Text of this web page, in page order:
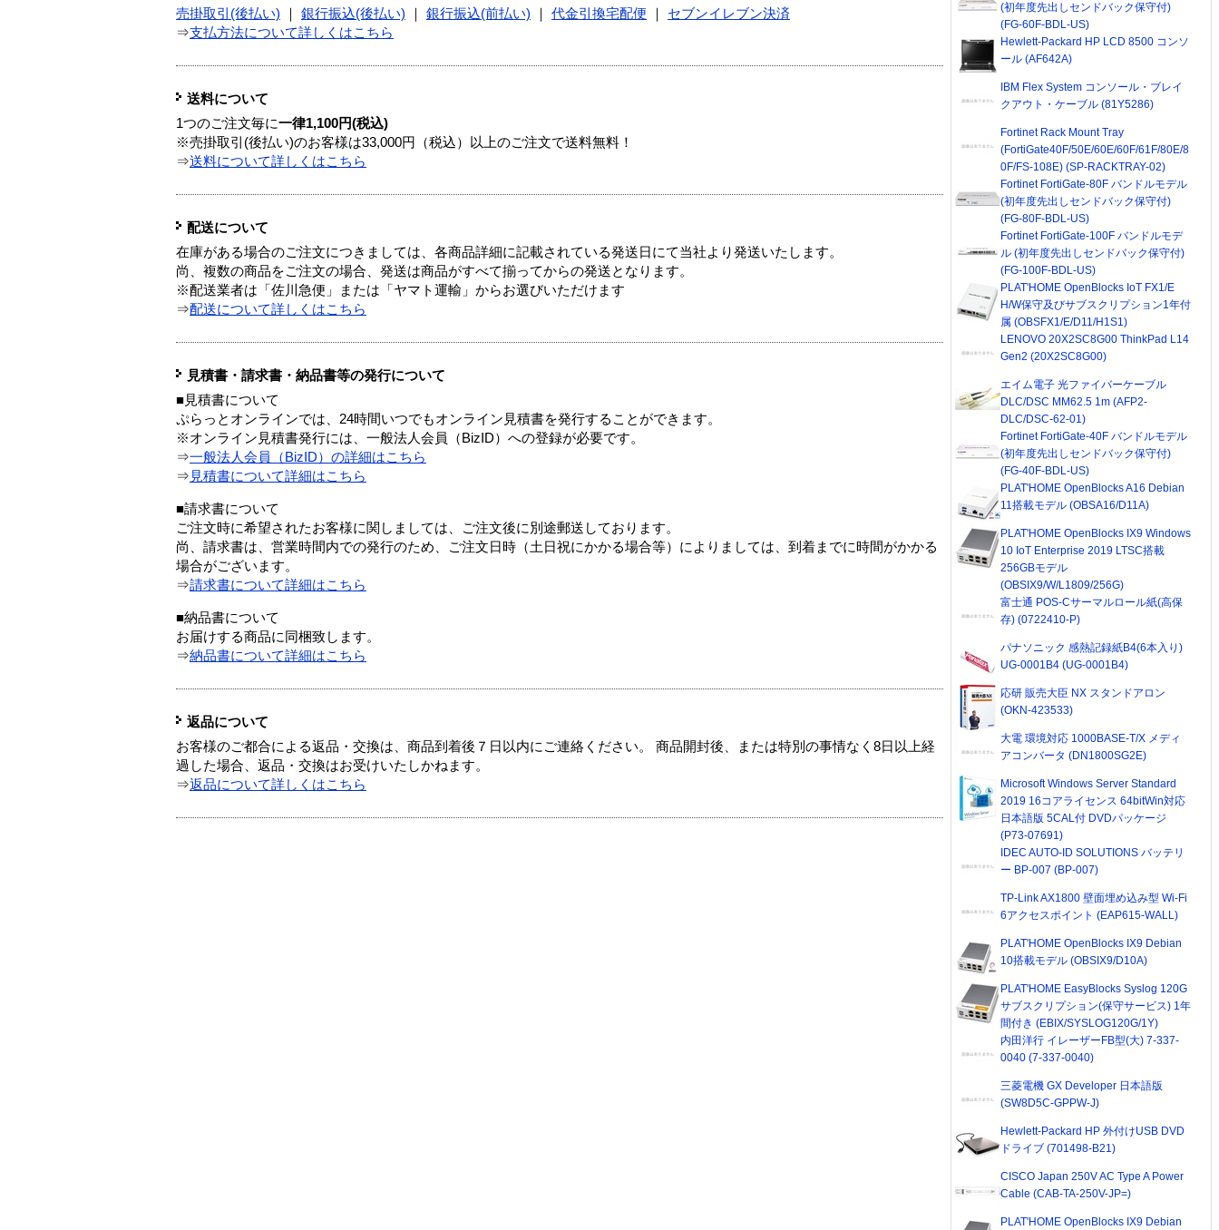
売掛取引(後払い) 銀行振込(後払い) 銀行振込(前払い) 代金引換宅配便
セブンイレブン決済
⇒支払方法について詳しくはこちら
送料について
1つのご注文毎に一律1,100円(税込)
※売掛取引(後払い)のお客様は33,000円（税込）以上のご注文で送料無料！
⇒送料について詳しくはこちら
配送について
在庫がある場合のご注文につきましては、各商品詳細に記載されている発送日にて当社より発送いたします。
尚、複数の商品をご注文の場合、発送は商品がすべて揃ってからの発送となります。
※配送業者は「佐川急便」または「ヤマト運輸」からお選びいただけます
⇒配送について詳しくはこちら
見積書・請求書・納品書等の発行について
■見積書について
ぷらっとオンラインでは、24時間いつでもオンライン見積書を発行することができます。
※オンライン見積書発行には、一般法人会員（BizID）への登録が必要です。
⇒一般法人会員（BizID）の詳細はこちら
⇒ 見積書について詳細はこちら
■請求書について
ご注文時に希望されたお客様に関しましては、ご注文後に別途郵送しております。
尚、請求書は、営業時間内での発行のため、ご注文日時（土日祝にかかる場合等）によりましては、到着までに時間がかかる
場合がございます。
⇒請求書について詳細はこちら
■納品書について
お届けする商品に同梱致します。
⇒納品書について詳細はこちら
返品について
お客様のご都合による返品・交換は、商品到着後７日以内にご連絡ください。 商品開封後、または特別の事情なく8日以上経
過した場合、返品・交換はお受けいたしかねます。
⇒返品について詳しくはこちら
(初年度先出しセンドバック保守付)
(FG-60F-BDL-US)
Hewlett-Packard HP LCD 8500 コンソ
ール (AF642A)
IBM Flex System コンソール・ブレイ
クアウト・ケーブル (81Y5286)
Fortinet Rack Mount Tray
(FortiGate40F/50E/60E/60F/61F/80E/8
0F/FS-108E) (SP-RACKTRAY-02)
Fortinet FortiGate-80F バンドルモデル
(初年度先出しセンドバック保守付)
(FG-80F-BDL-US)
Fortinet FortiGate-100F バンドルモデ
ル (初年度先出しセンドバック保守付)
(FG-100F-BDL-US)
PLAT'HOME OpenBlocks IoT FX1/E
H/W保守及びサブスクリプション1年付
属 (OBSFX1/E/D11/H1S1)
LENOVO 20X2SC8G00 ThinkPad L14
Gen2 (20X2SC8G00)
エイム電子 光ファイバーケーブル
DLC/DSC MM62.5 1m (AFP2-
DLC/DSC-62-01)
Fortinet FortiGate-40F バンドルモデル
(初年度先出しセンドバック保守付)
(FG-40F-BDL-US)
PLAT'HOME OpenBlocks A16 Debian
11搭載モデル (OBSA16/D11A)
PLAT'HOME OpenBlocks IX9 Windows
10 IoT Enterprise 2019 LTSC搭載
256GBモデル
(OBSIX9/W/L1809/256G)
富士通 POS-Cサーマルロール紙(高保
存) (0722410-P)
パナソニック 感熱記録紙B4(6本入り)
UG-0001B4 (UG-0001B4)
応研 販売大臣 NX スタンドアロン
(OKN-423533)
大電 環境対応 1000BASE-T/X メディ
アコンバータ (DN1800SG2E)
Microsoft Windows Server Standard
2019 16コアライセンス 64bitWin対応
日本語版 5CAL付 DVDパッケージ
(P73-07691)
IDEC AUTO-ID SOLUTIONS バッテリ
ー BP-007 (BP-007)
TP-Link AX1800 壁面埋め込み型 Wi-Fi
6アクセスポイント (EAP615-WALL)
PLAT'HOME OpenBlocks IX9 Debian
10搭載モデル (OBSIX9/D10A)
PLAT'HOME EasyBlocks Syslog 120G
サブスクリプション(保守サービス) 1年
間付き (EBIX/SYSLOG120G/1Y)
内田洋行 イレーザーFB型(大) 7-337-
0040 (7-337-0040)
三菱電機 GX Developer 日本語版
(SW8D5C-GPPW-J)
Hewlett-Packard HP 外付けUSB DVD
ドライブ (701498-B21)
CISCO Japan 250V AC Type A Power
Cable (CAB-TA-250V-JP=)
PLAT'HOME OpenBlocks IX9 Debian